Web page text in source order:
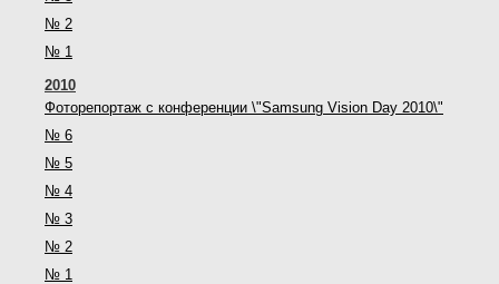
№ 2
№ 1
2010
Фоторепортаж с конференции \"Samsung Vision Day 2010\"
№ 6
№ 5
№ 4
№ 3
№ 2
№ 1